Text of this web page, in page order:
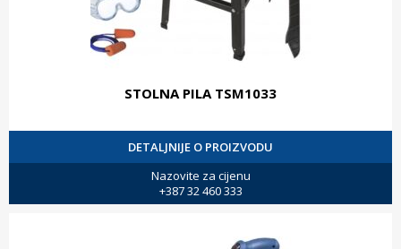
STOLNA PILA TSM1033
DETALJNIJE O PROIZVODU
Nazovite za cijenu
+387 32 460 333